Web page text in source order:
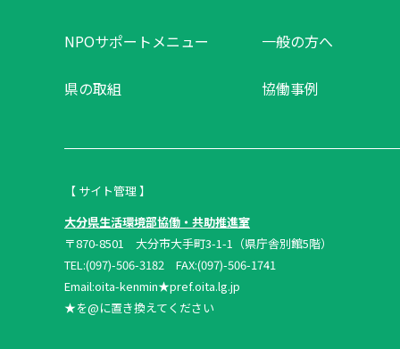
NPOサポートメニュー 一般の方へ
県の取組 協働事例
【 サイト管理 】
大分県生活環境部協働・共助推進室
〒870-8501 大分市大手町3-1-1（県庁舎別館5階）
TEL:(097)-506-3182 FAX:(097)-506-1741
Email:oita-kenmin★pref.oita.lg.jp
★を@に置き換えてください